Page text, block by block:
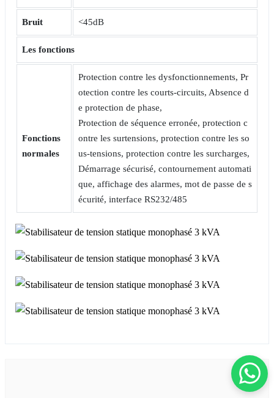
Bruit <45dB
Les fonctions
Fonctions
normales
Protection contre les dysfonctionnements, Pr
otection contre les courts-circuits, Absence d
e protection de phase,
Protection de séquence erronée, protection c
ontre les surtensions, protection contre les so
us-tensions, protection contre les surcharges,
Démarrage sécurisé, contournement automati
que, affichage des alarmes, mot de passe de s
écurité, interface RS232/485